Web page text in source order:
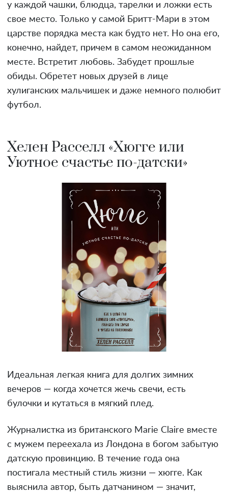
у каждой чашки, блюдца, тарелки и ложки есть
свое место. Только у самой Бритт-Мари в этом
царстве порядка места как будто нет. Но она его,
конечно, найдет, причем в самом неожиданном
месте. Встретит любовь. Забудет прошлые
обиды. Обретет новых друзей в лице
хулиганских мальчишек и даже немного полюбит
футбол.
Хелен Расселл «Хюгге или
Уютное счастье по-датски»
Идеальная легкая книга для долгих зимних
вечеров — когда хочется жечь свечи, есть
булочки и кутаться в мягкий плед.
Журналистка из британского Marie Claire вместе
с мужем переехала из Лондона в богом забытую
датскую провинцию. В течение года она
постигала местный стиль жизни — хюгге. Как
выяснила автор, быть датчанином — значит,